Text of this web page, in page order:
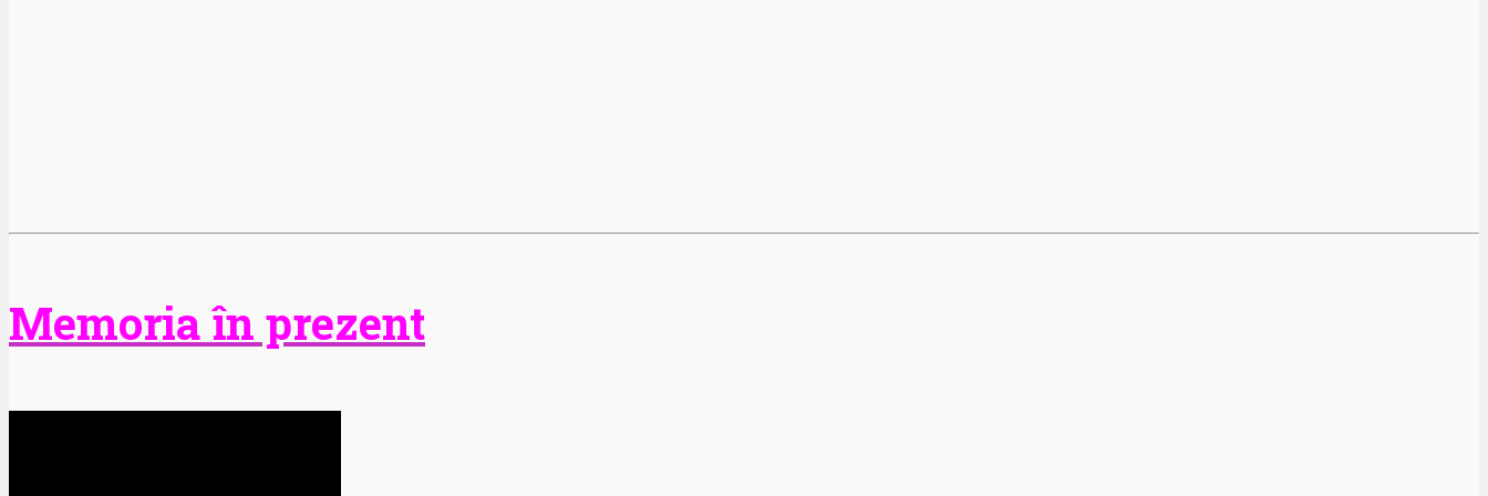
Memoria în prezent